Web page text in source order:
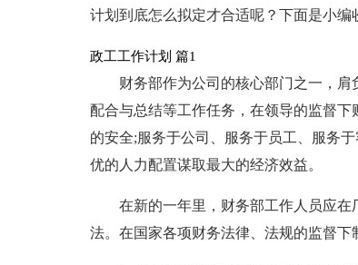
计划到底怎么拟定才合适呢？下面是小编
政工工作计划 篇1
财务部作为公司的核心部门之一，
配合与总结等工作任务，在领导的监督
的安全;服务于公司、服务于员工、服务
优的人力配置谋取最大的经济效益。
在新的一年里，财务部工作人员应
法。在国家各项财务法律、法规的监督下